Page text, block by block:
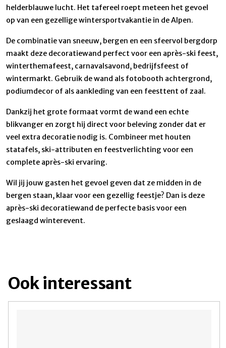
helderblauwe lucht. Het tafereel roept meteen het gevoel
op van een gezellige wintersportvakantie in de Alpen.
De combinatie van sneeuw, bergen en een sfeervol bergdorp
maakt deze decoratiewand perfect voor een après-ski feest,
winterthemafeest, carnavalsavond, bedrijfsfeest of
wintermarkt. Gebruik de wand als fotobooth achtergrond,
podiumdecor of als aankleding van een feesttent of zaal.
Dankzij het grote formaat vormt de wand een echte
blikvanger en zorgt hij direct voor beleving zonder dat er
veel extra decoratie nodig is. Combineer met houten
statafels, ski-attributen en feestverlichting voor een
complete après-ski ervaring.
Wil jij jouw gasten het gevoel geven dat ze midden in de
bergen staan, klaar voor een gezellig feestje? Dan is deze
après-ski decoratiewand de perfecte basis voor een
geslaagd winterevent.
Ook interessant